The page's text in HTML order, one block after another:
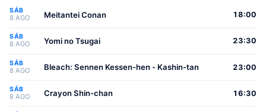
SÁB
8 AGO Meitantei Conan 18:00
SÁB
8 AGO Yomi no Tsugai 23:30
SÁB
8 AGO Bleach: Sennen Kessen-hen - Kashin-tan 23:00
SÁB
8 AGO Crayon Shin-chan 16:30